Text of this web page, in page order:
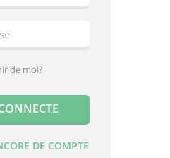
de moi?
DE COMPTE